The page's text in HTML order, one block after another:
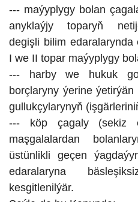
--- maýyplygy bolan
anyklaýjy toparyň
degişli bilim
I we II topar maýyplygy
--- harby we hukuk
borçlaryny ýerine
gullukçylarynyň
--- köp çagaly (sekiz
maşgalalardan
üstünlikli geçen
edaralaryna
kesgitlenilýär.